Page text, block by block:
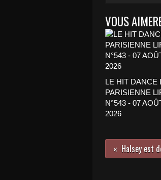
VOUS
LE HIT DANCE
PARISIENNE
N°543 - 07
2026
Halsey est